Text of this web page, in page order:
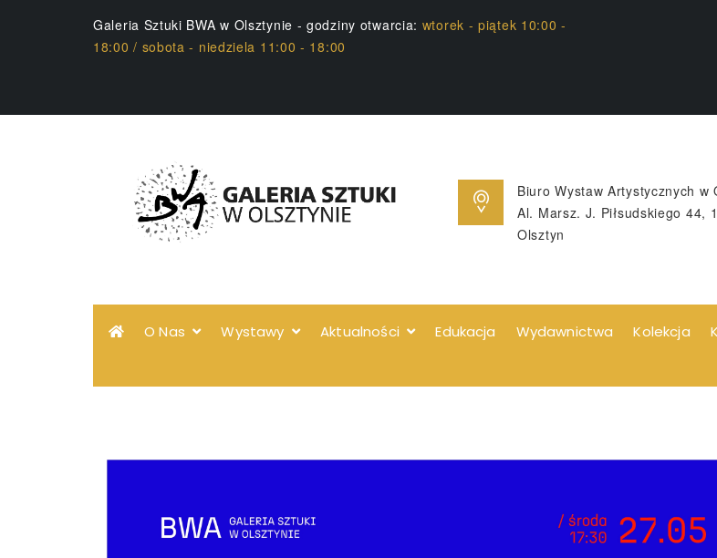
Galeria Sztuki BWA w Olsztynie - godziny otwarcia: wtorek - piątek 10:00 -
18:00 / sobota - niedziela 11:00 - 18:00
Biuro Wystaw Artystycznych w
Al. Marsz. J. Piłsudskiego 44,
Olsztyn
O Nas Wystawy Aktualności Edukacja Wydawnictwa Kolekcja